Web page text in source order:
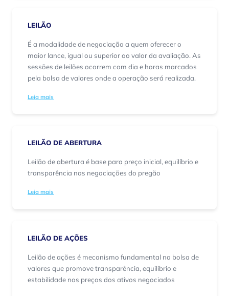
LEILÃO
É a modalidade de negociação a quem oferecer o
maior lance, igual ou superior ao valor da avaliação. As
sessões de leilões ocorrem com dia e horas marcados
pela bolsa de valores onde a operação será realizada.
Leia mais
LEILÃO DE ABERTURA
Leilão de abertura é base para preço inicial, equilíbrio e
transparência nas negociações do pregão
Leia mais
LEILÃO DE AÇÕES
Leilão de ações é mecanismo fundamental na bolsa de
valores que promove transparência, equilíbrio e
estabilidade nos preços dos ativos negociados